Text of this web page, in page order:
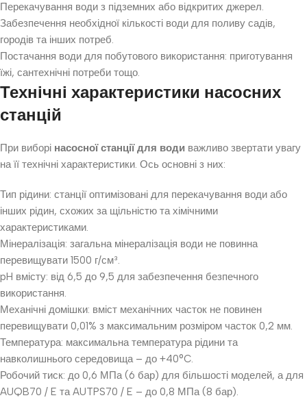
Перекачування води з підземних або відкритих джерел.
Забезпечення необхідної кількості води для поливу садів,
городів та інших потреб.
Постачання води для побутового використання: приготування
їжі, сантехнічні потреби тощо.
Технічні характеристики насосних
станцій
При виборі насосної станції для води важливо звертати увагу
на її технічні характеристики. Ось основні з них:
Тип рідини: станції оптимізовані для перекачування води або
інших рідин, схожих за щільністю та хімічними
характеристиками.
Мінералізація: загальна мінералізація води не повинна
перевищувати 1500 г/см³.
pH вмісту: від 6,5 до 9,5 для забезпечення безпечного
використання.
Механічні домішки: вміст механічних часток не повинен
перевищувати 0,01% з максимальним розміром часток 0,2 мм.
Температура: максимальна температура рідини та
навколишнього середовища – до +40°C.
Робочий тиск: до 0,6 МПа (6 бар) для більшості моделей, а для
AUQB70 / E та AUTPS70 / E – до 0,8 МПа (8 бар).